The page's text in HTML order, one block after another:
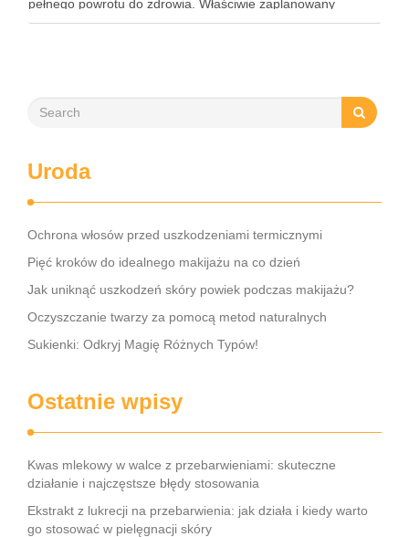
pełnego powrotu do zdrowia. Właściwie zaplanowany
program rehabilitacji, obejmujący intensywne ćwiczenia oraz
Uroda
Ochrona włosów przed uszkodzeniami termicznymi
Pięć kroków do idealnego makijażu na co dzień
Jak uniknąć uszkodzeń skóry powiek podczas makijażu?
Oczyszczanie twarzy za pomocą metod naturalnych
Sukienki: Odkryj Magię Różnych Typów!
Ostatnie wpisy
Kwas mlekowy w walce z przebarwieniami: skuteczne
działanie i najczęstsze błędy stosowania
Ekstrakt z lukrecji na przebarwienia: jak działa i kiedy warto
go stosować w pielęgnacji skóry